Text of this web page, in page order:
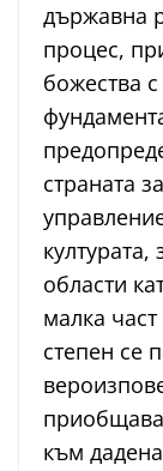
държавна
процес,
божества
страната
културата,
области
малка
степен се
към